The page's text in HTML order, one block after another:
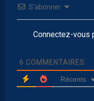
S’abonner
Connectez-vous
6 COMMENTAIRES
Récents